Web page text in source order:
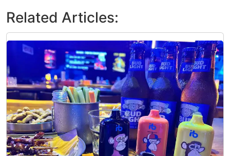
Related Articles: